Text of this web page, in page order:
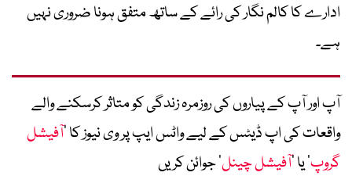
ادارے کا کالم نگار کی رائے کے ساتھ متفق ہونا ضروری نہیں
ہے۔
آپ اور آپ کے پیاروں کی روزمرہ زندگی کو متاثر کرسکنے والے
واقعات کی اپ ڈیٹس کے لیے واٹس ایپ پر وی نیوز کا ’آفیشل
گروپ‘ یا ’آفیشل چینل‘ جوائن کریں